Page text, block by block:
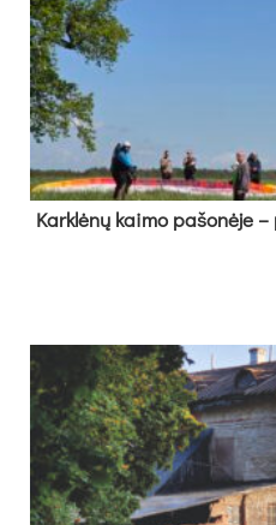
Kark­lė­nų kai­mo pa­šo­nė­je